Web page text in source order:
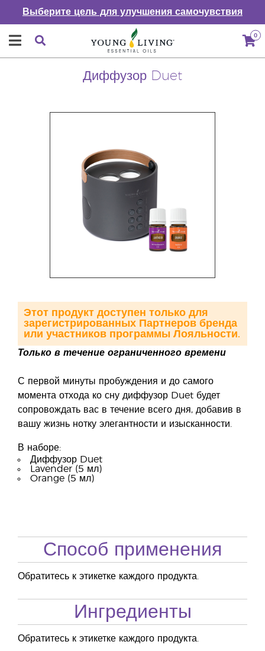
Выберите цель для улучшения самочувствия
0
Диффузор Duet
Только в течение ограниченного времени
С первой минуты пробуждения и до самого
момента отхода ко сну диффузор Duet будет
сопровождать вас в течение всего дня, добавив в
вашу жизнь нотку элегантности и изысканности.
В наборе:
Диффузор Duet
Lavender (5 мл)
Orange (5 мл)
Этот продукт доступен только для
зарегистрированных Партнеров бренда
или участников программы Лояльности.
Способ применения
Обратитесь к этикетке каждого продукта.
Ингредиенты
Обратитесь к этикетке каждого продукта.